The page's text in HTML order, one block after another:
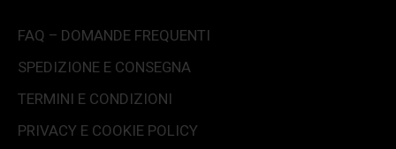
FAQ – DOMANDE FREQUENTI
SPEDIZIONE E CONSEGNA
TERMINI E CONDIZIONI
PRIVACY E COOKIE POLICY